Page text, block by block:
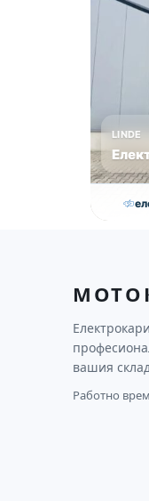
LINDE
3145
вашия
Работно